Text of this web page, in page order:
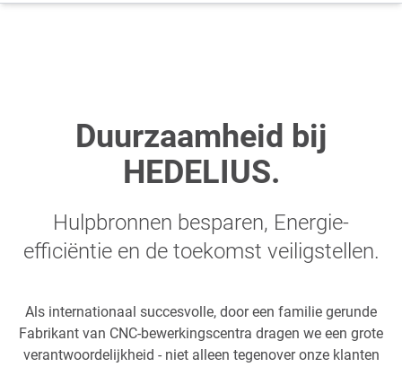
Duurzaamheid bij
HEDELIUS.
Hulpbronnen besparen, Energie-
efficiëntie en de toekomst veiligstellen.
Als internationaal succesvolle, door een familie gerunde
Fabrikant van CNC-bewerkingscentra dragen we een grote
verantwoordelijkheid - niet alleen tegenover onze klanten